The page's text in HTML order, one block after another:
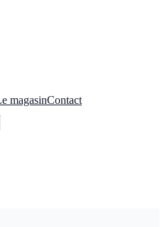
magasinContact